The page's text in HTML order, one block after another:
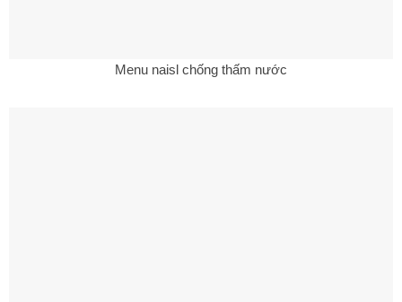
Menu naisl chống thấm nước